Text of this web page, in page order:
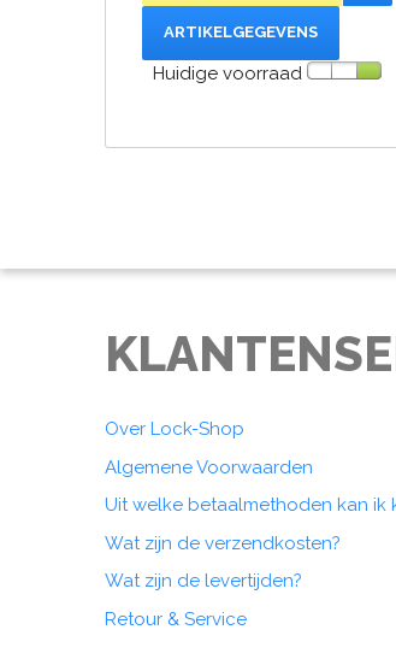
ARTIKELGEGEVENS
Huidige voorraad
Over Lock-Shop
Algemene Voorwaarden
Uit welke betaalmethoden kan ik
Wat zijn de verzendkosten?
Wat zijn de levertijden?
Retour & Service